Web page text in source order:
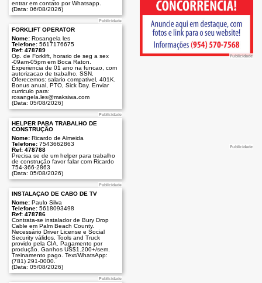
entrar em contato por Whatsapp.
(Data: 06/08/2026)
Publicidade
FORKLIFT OPERATOR
Nome: Rosangela les
Telefone: 5617176675
Ref: 478789
Op. de Forklift, horario de seg a sex
-09am-05pm em Boca Raton.
Experiencia de 01 ano na funcao, com
autorizacao de trabalho, SSN.
Oferecemos: salario compativel, 401K,
Bonus anual, PTO, Sick Day. Enviar
curriculo para:
rosangela.les@maksiwa.com
(Data: 05/08/2026)
Publicidade
HELPER PARA TRABALHO DE
CONSTRUÇÃO
Nome: Ricardo de Almeida
Telefone: 7543662863
Ref: 478788
Precisa se de um helper para trabalho
de construção favor falar com Ricardo
754-366-2863
(Data: 05/08/2026)
Publicidade
INSTALAÇÃO DE CABO DE TV
Nome: Paulo Silva
Telefone: 5618093498
Ref: 478786
Contrata-se instalador de Bury Drop
Cable em Palm Beach County.
Necessário Driver License e Social
Security válidos. Tools and Truck
provido pela CIA. Pagamento por
produção. Ganhos US$1.200+/sem.
Treinamento pago. Text/WhatsApp:
(781) 291-0000.
(Data: 05/08/2026)
Publicidade
Publicidade
Publicidade